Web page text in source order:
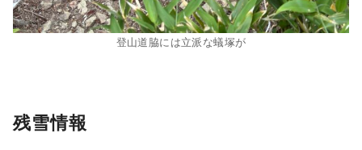
登山道脇には立派な蟻塚が
残雪情報